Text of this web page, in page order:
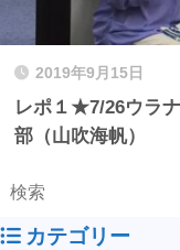
2019年9月15日
レポ１★7/26ウラ
部（山吹海帆）
カテゴリー